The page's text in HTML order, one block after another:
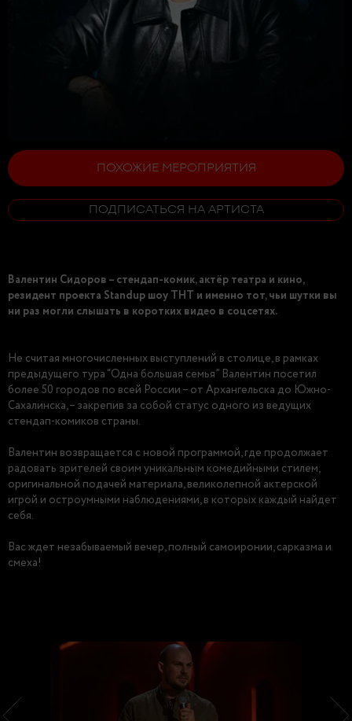
ПОХОЖИЕ МЕРОПРИЯТИЯ
ПОДПИСАТЬСЯ НА АРТИСТА
Валентин Сидоров – стендап-комик, актёр театра и кино,
резидент проекта Standup шоу ТНТ и именно тот, чьи шутки вы
ни раз могли слышать в коротких видео в соцсетях.
Не считая многочисленных выступлений в столице, в рамках
предыдущего тура “Одна большая семья” Валентин посетил
более 50 городов по всей России – от Архангельска до Южно-
Сахалинска, – закрепив за собой статус одного из ведущих
стендап-комиков страны.
Валентин возвращается с новой программой, где продолжает
радовать зрителей своим уникальным комедийными стилем,
оригинальной подачей материала, великолепной актерской
игрой и остроумными наблюдениями, в которых каждый найдет
себя.
Вас ждет незабываемый вечер, полный самоиронии, сарказма и
смеха!